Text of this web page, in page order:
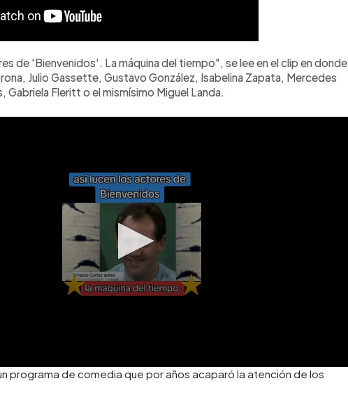
de 'Bienvenidos'. La máquina del tiempo", se lee en el clip en donde
Julio Gassette, Gustavo González, Isabelina Zapata, Mercedes
Gabriela Fleritt o el mismísimo Miguel Landa.
programa de comedia que por años acaparó la atención de los